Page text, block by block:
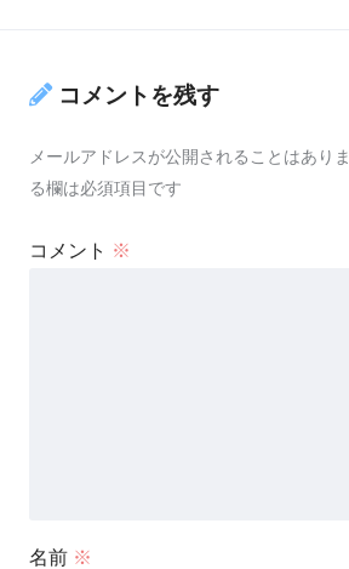
コメントを残す
メールアドレスが公開されることはありま
る欄は必須項目です
コメント ※
名前 ※